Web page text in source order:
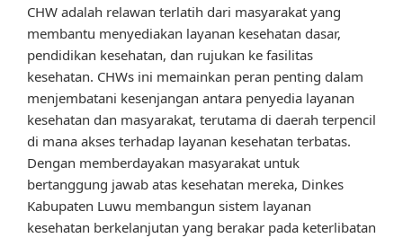
CHW adalah relawan terlatih dari masyarakat yang
membantu menyediakan layanan kesehatan dasar,
pendidikan kesehatan, dan rujukan ke fasilitas
kesehatan. CHWs ini memainkan peran penting dalam
menjembatani kesenjangan antara penyedia layanan
kesehatan dan masyarakat, terutama di daerah terpencil
di mana akses terhadap layanan kesehatan terbatas.
Dengan memberdayakan masyarakat untuk
bertanggung jawab atas kesehatan mereka, Dinkes
Kabupaten Luwu membangun sistem layanan
kesehatan berkelanjutan yang berakar pada keterlibatan